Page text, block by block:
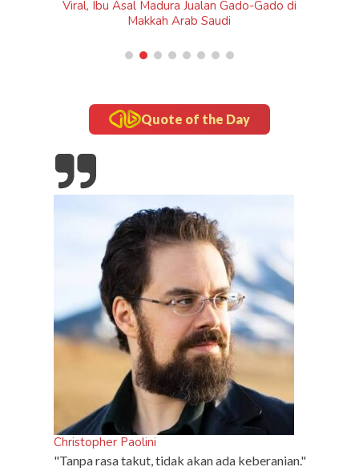
Quote of the Day
Christopher Paolini
"Tanpa rasa takut, tidak akan ada keberanian."